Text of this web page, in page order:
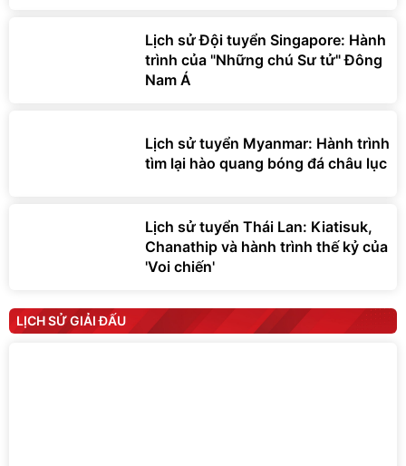
Lịch sử Đội tuyển Singapore: Hành
trình của "Những chú Sư tử" Đông
Nam Á
Lịch sử tuyển Myanmar: Hành trình
tìm lại hào quang bóng đá châu lục
Lịch sử tuyển Thái Lan: Kiatisuk,
Chanathip và hành trình thế kỷ của
'Voi chiến'
LỊCH SỬ GIẢI ĐẤU